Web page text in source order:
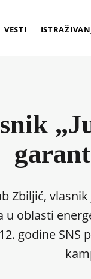
VESTI
Zbiljić,
u oblasti
godine SNS